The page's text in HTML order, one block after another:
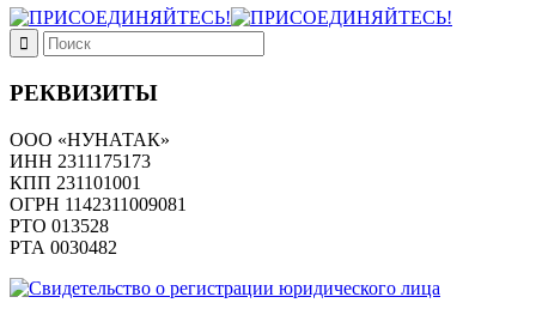
РЕКВИЗИТЫ
ООО «НУНАТАК»
ИНН 2311175173
КПП 231101001
ОГРН 1142311009081
PTO 013528
РТА 0030482